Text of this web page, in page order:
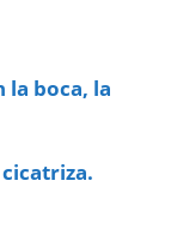
la boca, la